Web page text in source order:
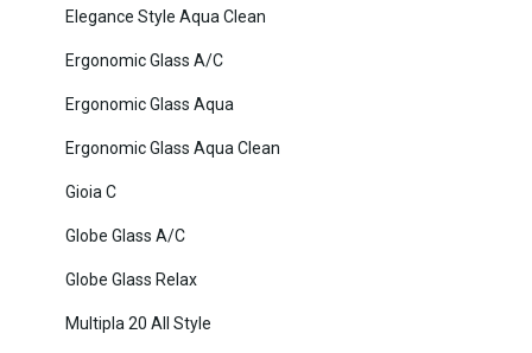
Elegance Style Aqua Clean
Ergonomic Glass A/C
Ergonomic Glass Aqua
Ergonomic Glass Aqua Clean
Gioia C
Globe Glass A/C
Globe Glass Relax
Multipla 20 All Style